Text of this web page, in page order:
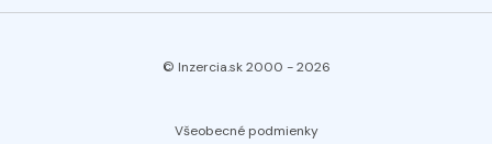
© Inzercia.sk 2000 -2026
Všeobecné podmienky